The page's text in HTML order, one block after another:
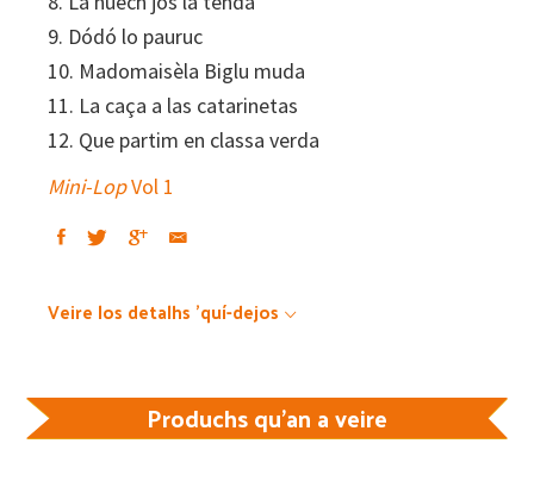
9. Dódó lo pauruc
10. Madomaisèla Biglu muda
11. La caça a las catarinetas
12. Que partim en classa verda
Mini-LopVol 1
Veire los detalhs 'quí-dejos
Produchs qu'an a veire